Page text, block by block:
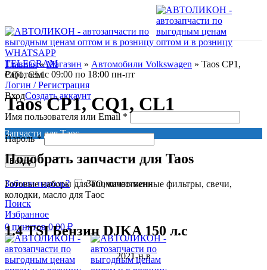
WHATSAPP
TELEGRAM
Работаем с 09:00 по 18:00 пн-пт
Логин / Регистрация
ВходСоздать аккаунт
Имя пользователя или Email *
Пароль*
Войти
Забыли пароль?
Запомнить меня
Поиск
Избранное
0 пунктов 0,00₽
Taos CP1, CQ1, CL1
Главная»Магазин » Автомобили Volkswagen » Taos CP1,
CQ1, CL1
Запчасти для Таос
Подобрать запчасти для Taos
Готовые наборы для ТО, качественные фильтры, свечи,
колодки, масло для Таос
1.4 TSI Бензин DJKA 150 л.с
2021-н.в